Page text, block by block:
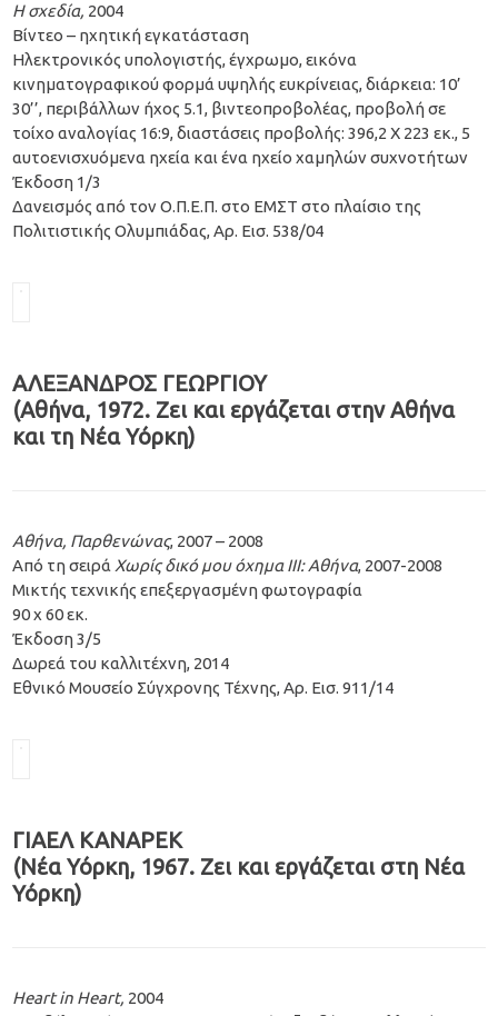
Η σχεδία, 2004
Βίντεο – ηχητική εγκατάσταση
Ηλεκτρονικός υπολογιστής, έγχρωμο, εικόνα
κινηματογραφικού φορμά υψηλής ευκρίνειας, διάρκεια: 10’
30’’, περιβάλλων ήχος 5.1, βιντεοπροβολέας, προβολή σε
τοίχο αναλογίας 16:9, διαστάσεις προβολής: 396,2 X 223 εκ., 5
αυτoενισχυόμενα ηχεία και ένα ηχείο χαμηλών συχνοτήτων
Έκδοση 1/3
Δανεισμός από τον Ο.Π.Ε.Π. στο ΕΜΣΤ στο πλαίσιο της
Πολιτιστικής Ολυμπιάδας, Αρ. Εισ. 538/04
ΑΛΕΞΑΝΔΡΟΣ ΓΕΩΡΓΙΟΥ
(Aθήνα, 1972. Ζει και εργάζεται στην Αθήνα
και τη Νέα Υόρκη)
Αθήνα, Παρθενώνας, 2007 – 2008
Από τη σειρά Χωρίς δικό μου όχημα ΙΙΙ: Αθήνα, 2007-2008
Μικτής τεχνικής επεξεργασμένη φωτογραφία
90 x 60 εκ.
Έκδοση 3/5
Δωρεά του καλλιτέχνη, 2014
Εθνικό Μουσείο Σύγχρονης Τέχνης, Αρ. Εισ. 911/14
ΓΙΑΕΛ ΚΑΝΑΡΕΚ
(Νέα Υόρκη, 1967. Ζει και εργάζεται στη Νέα
Υόρκη)
Heart in Heart, 2004